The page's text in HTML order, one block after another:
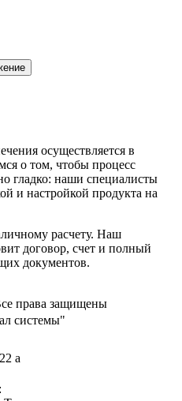
осуществляется в
о том, чтобы процесс
гладко: наши специалисты
и настройкой продукта на
расчету. Наш
договор, счет и полный
документов.
права защищены
системы"
а